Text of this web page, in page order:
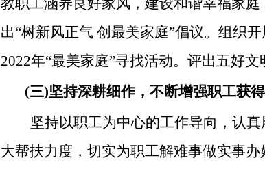
教职工涵养良好家风，建设和谐幸福家
出“树新风正气 创最美家庭”倡议。组织
2022年“最美家庭”寻找活动。评出五好文
(三)坚持深耕细作，不断增强职工获
坚持以职工为中心的工作导向，认
大帮扶力度，切实为职工解难事做实事